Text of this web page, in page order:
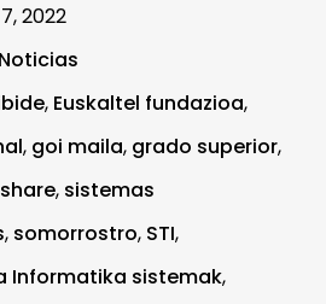
2022
Noticias
, Euskaltel fundazioa,
, goi maila, grado superior,
share, sistemas
, somorrostro, STI,
Informatika sistemak,